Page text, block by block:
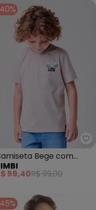
- Camiseta Manga
Bege com
Tropical (Bege)
59,40R$ 99,00